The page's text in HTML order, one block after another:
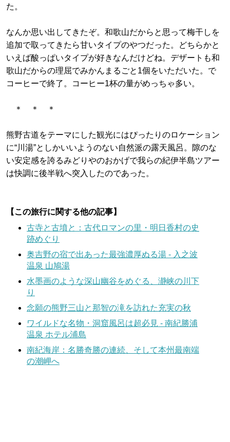
た。
なんか思い出してきたぞ。和歌山だからと思って梅干しを
追加で取ってきたら甘いタイプのやつだった。どちらかと
いえば酸っぱいタイプが好きなんだけどね。デザートも和
歌山だからの理屈でみかんまるごと1個をいただいた。で
コーヒーで終了。コーヒー1杯の量がめっちゃ多い。
＊ ＊ ＊
熊野古道をテーマにした観光にはぴったりのロケーション
に“川湯”としかいいようのない自然派の露天風呂。隙のな
い安定感を誇るみどりやのおかげで我らの紀伊半島ツアー
は快調に後半戦へ突入したのであった。
【この旅行に関する他の記事】
古寺と古墳と：古代ロマンの里・明日香村の史
跡めぐり
奥吉野の宿で出あった最強濃厚ぬる湯 - 入之波
温泉 山鳩湯
水墨画のような深山幽谷をめぐる、瀞峡の川下
り
念願の熊野三山と那智の滝を訪れた充実の秋
ワイルドな名物・洞窟風呂は超必見 - 南紀勝浦
温泉 ホテル浦島
南紀海岸：名勝奇勝の連続、そして本州最南端
の潮岬へ